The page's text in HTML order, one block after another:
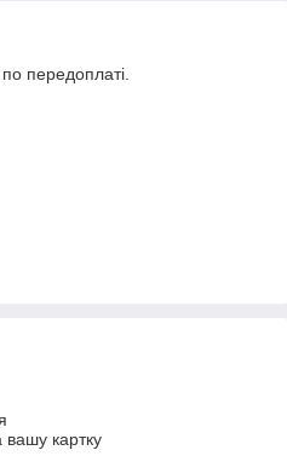
передоплаті.
вашу картку